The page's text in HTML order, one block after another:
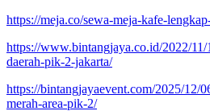
https://meja.co/sewa-meja-kafe-
https://www.bintangjaya.co.id/2022/
daerah-pik-2-jakarta/
https://bintangjayaevent.com/2025/12/
merah-area-pik-2/